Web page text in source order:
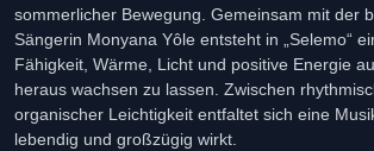
sommerlicher Bewegung. Gemeinsam mit der
Sängerin Monyana Yôle entsteht in „Selemo“
Fähigkeit, Wärme, Licht und positive Energie
heraus wachsen zu lassen. Zwischen
organischer Leichtigkeit entfaltet sich eine
lebendig und großzügig wirkt.